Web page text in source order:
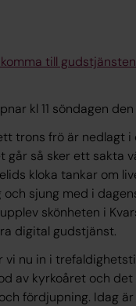
till
kl 11 söndagen
trons frö är nedlagt i
går så sker ett sakta
kloka tankar om
sjung med i
skönheten i
digital gudstjänst.
vi nu in i
av kyrkoåret och
fördjupning. Idag